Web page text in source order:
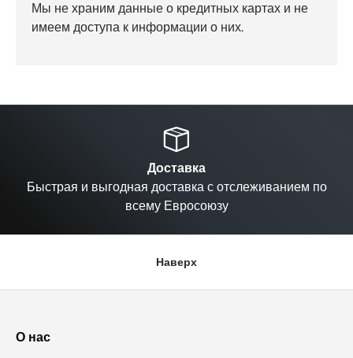
Мы не храним данные о кредитных картах и не
имеем доступа к информации о них.
Доставка
Быстрая и выгодная доставка с отслеживанием по
всему Евросоюзу
Наверх
О нас